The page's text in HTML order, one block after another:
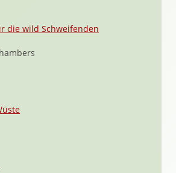
die wild Schweifenden